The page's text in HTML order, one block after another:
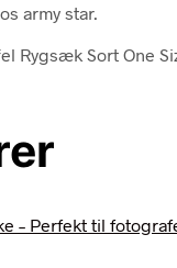
army star.
Rygsæk Sort One